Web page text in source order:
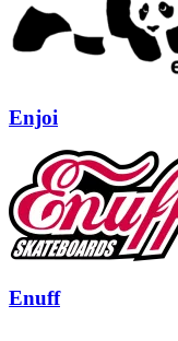
Enjoi
Enuff